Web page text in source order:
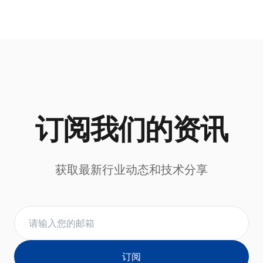
订阅我们的资讯
获取最新行业动态和技术分享
订阅